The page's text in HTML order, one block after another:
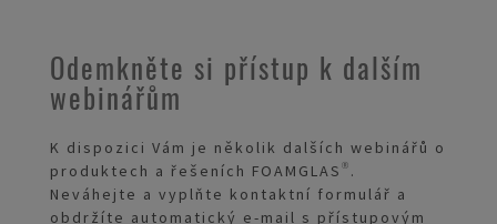
Odemkněte si přístup k dalším
webinářům
K dispozici Vám je několik dalších webinářů o
produktech a řešeních FOAMGLAS®.
Neváhejte a vyplňte kontaktní formulář a
obdržíte automatický e-mail s přístupovým